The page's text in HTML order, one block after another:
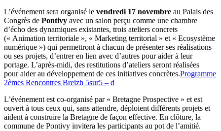
L’événement sera organisé le vendredi 17 novembre au Palais des
Congrès de Pontivy avec un salon perçu comme une chambre
d’écho des dynamiques existantes, trois ateliers concrets
(« Animation territoriale », « Marketing territorial » et « Ecosystème
numérique ») qui permettront à chacun de présenter ses réalisations
ou ses projets, d’entrer en lien avec d’autres pour aider à leur
portage. L’après-midi, des restitutions d’ateliers seront réalisées
pour aider au développement de ces initiatives concrètes.Programme
2èmes Rencontres Breizh 5sur5 – d
L’événement est co-organisé par « Bretagne Prospective » et est
ouvert à tous ceux qui, sans attendre, déploient différents projets et
aident à construire la Bretagne de façon effective. En clôture, la
commune de Pontivy invitera les participants au pot de l’amitié.